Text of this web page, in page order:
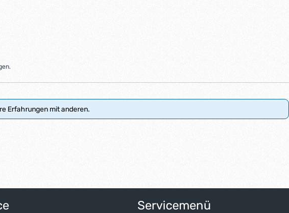
Erfahrungen mit anderen.
Servicemenü